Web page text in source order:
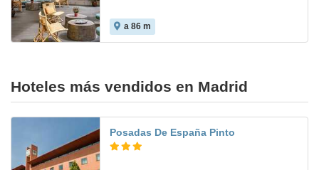
a 86 m
Hoteles más vendidos en Madrid
Posadas De España Pinto